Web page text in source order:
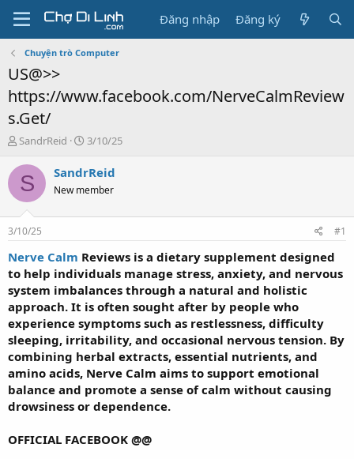
Đăng nhập Đăng ký
Chuyện trò Computer
US@>>
https://www.facebook.com/NerveCalmReview
s.Get/
T
r
e
a
s
t
a
t
e
r
SandrReid
N
à
g
3/10/25
S SandrReid
New member
3/10/25 #1
Nerve Calm Reviews is a dietary supplement designed
to help individuals manage stress, anxiety, and nervous
system imbalances through a natural and holistic
approach. It is often sought after by people who
experience symptoms such as restlessness, difficulty
sleeping, irritability, and occasional nervous tension. By
combining herbal extracts, essential nutrients, and
amino acids, Nerve Calm aims to support emotional
balance and promote a sense of calm without causing
drowsiness or dependence.
OFFICIAL FACEBOOK @@